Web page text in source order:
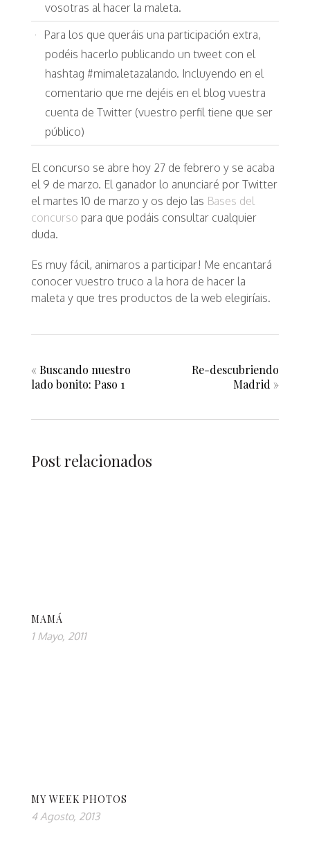
vosotras al hacer la maleta.
Para los que queráis una participación extra,
podéis hacerlo publicando un tweet con el
hashtag #mimaletazalando. Incluyendo en el
comentario que me dejéis en el blog vuestra
cuenta de Twitter (vuestro perfil tiene que ser
público)
El concurso se abre hoy 27 de febrero y se acaba
el 9 de marzo. El ganador lo anunciaré por Twitter
el martes 10 de marzo y os dejo las Bases del
concurso para que podáis consultar cualquier
duda.
Es muy fácil, animaros a participar! Me encantará
conocer vuestro truco a la hora de hacer la
maleta y que tres productos de la web elegiríais.
« Buscando nuestro
lado bonito: Paso 1
Re-descubriendo
Madrid »
Post relacionados
MAMÁ
1 Mayo, 2011
MY WEEK PHOTOS
4 Agosto, 2013